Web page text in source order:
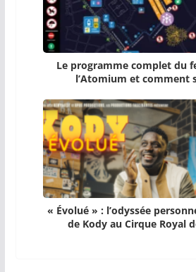
Le programme complet du
l’Atomium et comment
« Évolué » : l’odyssée
de Kody au Cirque Royal